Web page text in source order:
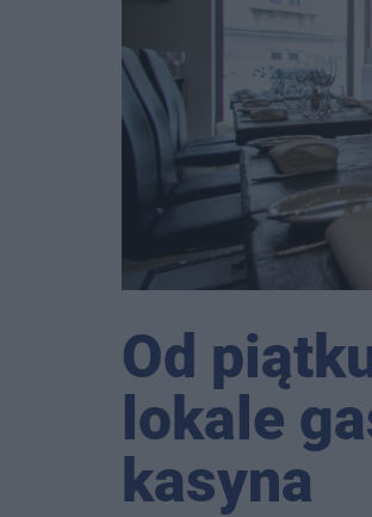
Od
lokale
kasyna